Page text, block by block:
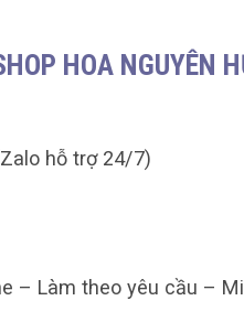
HOA NGUYÊN
hỗ trợ 24/7)
– Làm theo yêu cầu –